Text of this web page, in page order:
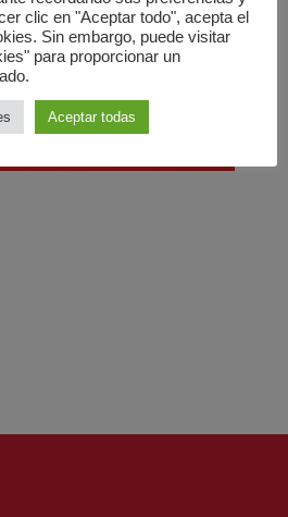
Este mes
clic en "Aceptar todo", acepta el
Sin embargo, puede visitar
para proporcionar un
Aceptar todas